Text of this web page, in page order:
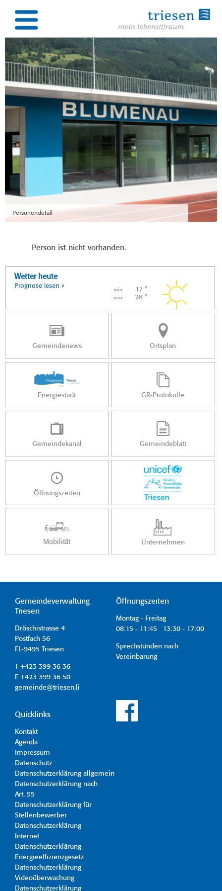
Personendetail
Person ist nicht vorhanden.
Wetter heute
Prognose lesen »
min 17 °
max 28 °
Gemeindenews Ortsplan
Energiestadt GR-Protokolle
Gemeindekanal Gemeindeblatt
Öffnungszeiten
Mobilität Unternehmen
Gemeindeverwaltung
Triesen
Dröschistrasse 4
Postfach 56
FL-9495 Triesen
T +423 399 36 36
F +423 399 36 50
gemeinde@triesen.li
Öffnungszeiten
Montag - Freitag
08:15 - 11:45 13:30 - 17:00
Sprechstunden nach
Vereinbarung
Quicklinks
Kontakt
Agenda
Impressum
Datenschutz
Datenschutzerklärung allgemein
Datenschutzerklärung nach
Art. 55
Datenschutzerklärung für
Stellenbewerber
Datenschutzerklärung
Internet
Datenschutzerklärung
Energieeffizienzgesetz
Datenschutzerklärung
Videoüberwachung
Datenschutzerklärung